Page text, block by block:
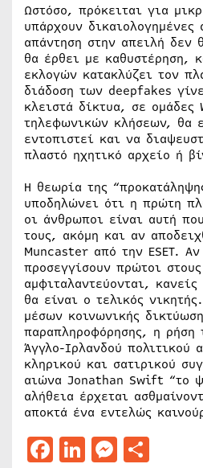
Ωστόσο, πρόκειται για
υπάρχουν δικαιολογημένες
απάντηση στην απειλή δεν
θα έρθει με καθυστέρηση,
εκλογών κατακλύζει τον
διάδοση των deepfakes
κλειστά δίκτυα, σε ομάδες
τηλεφωνικών κλήσεων, θα
εντοπιστεί και να
πλαστό ηχητικό αρχείο ή
Η θεωρία της
υποδηλώνει ότι η πρώτη
οι άνθρωποι είναι αυτή
τους, ακόμη και αν
Muncaster από την ESET.
προσεγγίσουν πρώτοι
αμφιταλαντεύονται,
θα είναι ο τελικός
μέσων κοινωνικής
παραπληροφόρησης, η ρήση
Άγγλο-Ιρλανδού πολιτικού
κληρικού και σατιρικού
αιώνα Jonathan Swift “το
αλήθεια έρχεται
αποκτά ένα εντελώς
Facebook
LinkedIn